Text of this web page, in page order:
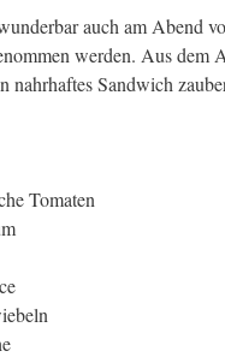
auch am Abend
werden. Aus dem
nahrhaftes Sandwich
Tomaten